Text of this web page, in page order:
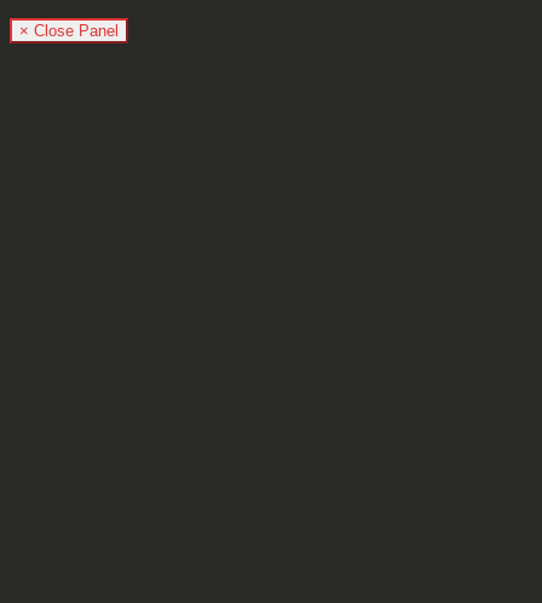
× Close Panel